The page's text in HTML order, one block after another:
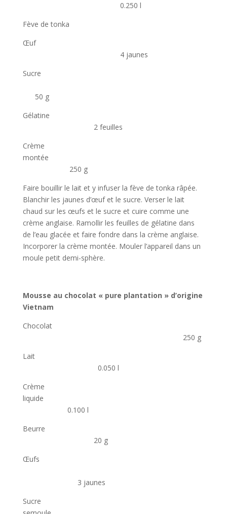
0.250 l
Fève de tonka
Œuf
4 jaunes
Sucre
50 g
Gélatine
2 feuilles
Crème
montée
250 g
Faire bouillir le lait et y infuser la fève de tonka râpée.
Blanchir les jaunes d’œuf et le sucre. Verser le lait
chaud sur les œufs et le sucre et cuire comme une
crème anglaise. Ramollir les feuilles de gélatine dans
de l’eau glacée et faire fondre dans la crème anglaise.
Incorporer la crème montée. Mouler l’appareil dans un
moule petit demi-sphère.
Mousse au chocolat « pure plantation » d’origine
Vietnam
Chocolat
250 g
Lait
0.050 l
Crème
liquide
0.100 l
Beurre
20 g
Œufs
3 jaunes
Sucre